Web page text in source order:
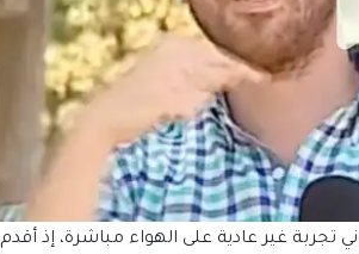
غير عادية على الهواء مباشرة، إذ أقدم